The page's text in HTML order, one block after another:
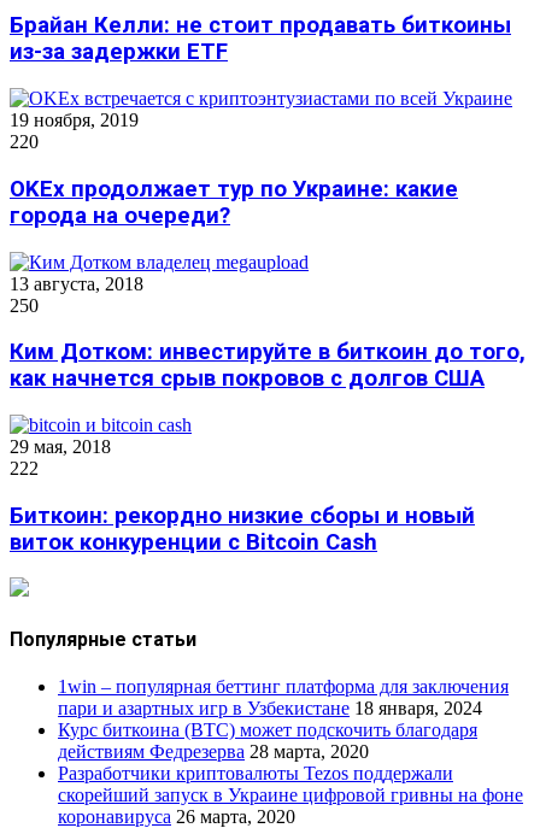
Брайан Келли: не стоит продавать биткоины
из-за задержки ETF
19 ноября, 2019
220
OKEx продолжает тур по Украине: какие
города на очереди?
13 августа, 2018
250
Ким Дотком: инвестируйте в биткоин до того,
как начнется срыв покровов с долгов США
29 мая, 2018
222
Биткоин: рекордно низкие сборы и новый
виток конкуренции с Bitcoin Cash
Популярные статьи
1win – популярная беттинг платформа для заключения
пари и азартных игр в Узбекистане 18 января, 2024
Курс биткоина (BTC) может подскочить благодаря
действиям Федрезерва 28 марта, 2020
Разработчики криптовалюты Tezos поддержали
скорейший запуск в Украине цифровой гривны на фоне
коронавируса 26 марта, 2020